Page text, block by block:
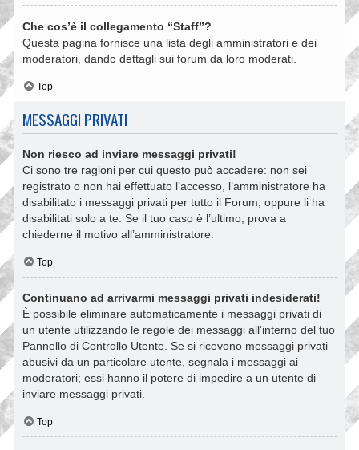
Che cos’è il collegamento “Staff”?
Questa pagina fornisce una lista degli amministratori e dei
moderatori, dando dettagli sui forum da loro moderati.
Top
MESSAGGI PRIVATI
Non riesco ad inviare messaggi privati!
Ci sono tre ragioni per cui questo può accadere: non sei
registrato o non hai effettuato l’accesso, l’amministratore ha
disabilitato i messaggi privati per tutto il Forum, oppure li ha
disabilitati solo a te. Se il tuo caso è l’ultimo, prova a
chiederne il motivo all’amministratore.
Top
Continuano ad arrivarmi messaggi privati indesiderati!
È possibile eliminare automaticamente i messaggi privati ​​di
un utente utilizzando le regole dei messaggi all’interno del tuo
Pannello di Controllo Utente. Se si ricevono messaggi privati ​​
abusivi da un particolare utente, segnala i messaggi ai
moderatori; essi hanno il potere di impedire a un utente di
inviare messaggi privati​​.
Top